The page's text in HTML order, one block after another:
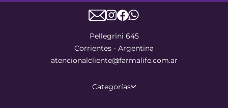
Pellegrini 645
Corrientes - Argentina
atencionalcliente@farmalife.com.ar
Categorías